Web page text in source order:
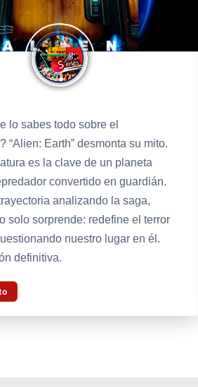
lo sabes todo sobre el
“Alien: Earth” desmonta su mito.
es la clave de un planeta
convertido en guardián.
analizando la saga,
solo sorprende: redefine el terror
nuestro lugar en él.
definitiva.